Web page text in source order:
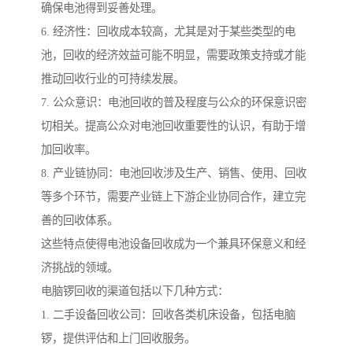
确保电池得到妥善处理。
6. 经济性：回收成本较高，尤其是对于某些类型的电
池，回收的经济效益可能不明显，需要政策支持或才能
推动回收行业的可持续发展。
7. 公众意识：电池回收的普及程度与公众的环保意识密
切相关。提高公众对电池回收重要性的认识，有助于增
加回收率。
8. 产业链协同：电池回收涉及生产、销售、使用、回收
等多个环节，需要产业链上下游企业协同合作，建立完
善的回收体系。
这些特点使得电池设备回收成为一个兼具环保意义和经
济挑战的领域。
电脑锣回收的渠道包括以下几种方式：
1. 二手设备回收公司：回收各类机床设备，包括电脑
锣，提供评估和上门回收服务。